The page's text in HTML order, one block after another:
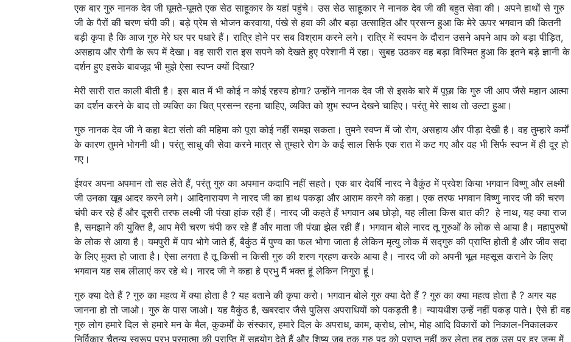
एक बार गुरु नानक देव जी घूमते-घूमते एक सेठ साहूकार के यहां पहुंचे। उस सेठ साहूकार ने नानक देव जी की बहुत सेवा की। अपने हाथों से गुरु
जी के पैरों की चरण चंपी की। बड़े प्रेम से भोजन करवाया, पंखे से हवा की और बड़ा उत्साहित और प्रसन्न हुआ कि मेरे ऊपर भगवान की कितनी
बड़ी कृपा है कि आज गुरु मेरे घर पर पधारे हैं। रात्रि होने पर सब विश्राम करने लगे। रात्रि में स्वपन के दौरान उसने अपने आप को बड़ा पीड़ित,
असहाय और रोगी के रूप में देखा। वह सारी रात इस सपने को देखते हुए परेशानी में रहा। सुबह उठकर वह बड़ा विस्मित हुआ कि इतने बड़े ज्ञानी के
दर्शन हुए इसके बावजूद भी मुझे ऐसा स्वप्न क्यों दिखा?
मेरी सारी रात काली बीती है। इस बात में भी कोई न कोई रहस्य होगा? उन्होंने नानक देव जी से इसके बारे में पूछा कि गुरु जी आप जैसे महान आत्मा
का दर्शन करने के बाद तो व्यक्ति का चित् प्रसन्न रहना चाहिए, व्यक्ति को शुभ स्वप्न देखने चाहिए। परंतु मेरे साथ तो उल्टा हुआ।
गुरु नानक देव जी ने कहा बेटा संतो की महिमा को पूरा कोई नहीं समझ सकता। तुमने स्वप्न में जो रोग, असहाय और पीड़ा देखी है। वह तुम्हारे कर्मों
के कारण तुमने भोगनी थी। परंतु साधु की सेवा करने मात्र से तुम्हारे रोग के कई साल सिर्फ एक रात में कट गए और वह भी सिर्फ स्वप्न में ही दूर हो
गए।
ईश्वर अपना अपमान तो सह लेते हैं, परंतु गुरु का अपमान कदापि नहीं सहते। एक बार देवर्षि नारद ने वैकुंठ में प्रवेश किया भगवान विष्णु और लक्ष्मी
जी उनका खूब आदर करने लगे। आदिनारायण ने नारद जी का हाथ पकड़ा और आराम करने को कहा। एक तरफ भगवान विष्णु नारद जी की चरण
चंपी कर रहे हैं और दूसरी तरफ लक्ष्मी जी पंखा हांक रही हैं। नारद जी कहते हैं भगवान अब छोड़ो, यह लीला किस बात की? हे नाथ, यह क्या राज
है, समझाने की युक्ति है, आप मेरी चरण चंपी कर रहे हैं और माता जी पंखा झेल रही हैं। भगवान बोले नारद तू गुरुओं के लोक से आया है। महापुरुषों
के लोक से आया है। यमपुरी में पाप भोगे जाते हैं, बैकुंठ में पुण्य का फल भोगा जाता है लेकिन मृत्यु लोक में सद्गुरु की प्राप्ति होती है और जीव सदा
के लिए मुक्त हो जाता है। ऐसा लगता है तू किसी न किसी गुरु की शरण ग्रहण करके आया है। नारद जी को अपनी भूल महसूस कराने के लिए
भगवान यह सब लीलाएं कर रहे थे। नारद जी ने कहा हे प्रभु मैं भक्त हूं लेकिन निगुरा हूं।
गुरु क्या देते हैं ? गुरु का महत्व में क्या होता है ? यह बताने की कृपा करो। भगवान बोले गुरु क्या देते हैं ? गुरु का क्या महत्व होता है ? अगर यह
जानना हो तो जाओ। गुरु के पास जाओ। यह वैकुंठ है, खबरदार जैसे पुलिस अपराधियों को पकड़ती है। न्यायधीश उन्हें नहीं पकड़ पाते। ऐसे ही वह
गुरु लोग हमारे दिल से हमारे मन के मैल, कुकर्मों के संस्कार, हमारे दिल के अपराध, काम, क्रोध, लोभ, मोह आदि विकारों को निकाल-निकालकर
निर्विकार चैतन्य स्वरूप प्रभु परमात्मा की प्राप्ति में सहयोग देते हैं और शिष्य जब तक गुरु पद को प्राप्त नहीं कर लेता तब तक उस पर हर जन्म में